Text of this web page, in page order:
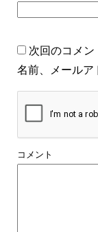
次回のコメ
名前、メールア
コメント